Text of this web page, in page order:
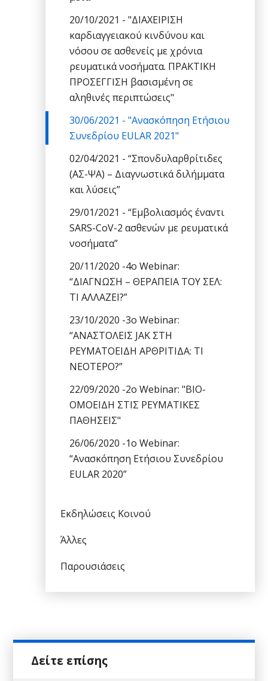
20/10/2021 - "ΔΙΑΧΕΙΡΙΣΗ
καρδιαγγειακού κινδύνου και
νόσου σε ασθενείς με χρόνια
ρευματικά νοσήματα. ΠΡΑΚΤΙΚΗ
ΠΡΟΣΕΓΓΙΣΗ βασισμένη σε
αληθινές περιπτώσεις"
30/06/2021 - "Ανασκόπηση Ετήσιου
Συνεδρίου EULAR 2021"
02/04/2021 - “Σπονδυλαρθρίτιδες
(ΑΣ-ΨΑ) – Διαγνωστικά διλήμματα
και λύσεις”
29/01/2021 - “Εμβολιασμός έναντι
SARS-CoV-2 ασθενών με ρευματικά
νοσήματα”
20/11/2020 -4ο Webinar:
“ΔΙΑΓΝΩΣΗ – ΘΕΡΑΠΕΙΑ ΤΟΥ ΣΕΛ:
ΤΙ ΑΛΛΑΖΕΙ?”
23/10/2020 -3o Webinar:
“ΑΝΑΣΤΟΛΕΙΣ JAK ΣΤΗ
ΡΕΥΜΑΤΟΕΙΔΗ ΑΡΘΡΙΤΙΔΑ: ΤΙ
ΝΕΟΤΕΡΟ?”
22/09/2020 -2o Webinar: "ΒΙΟ-
ΟΜΟΕΙΔΗ ΣΤΙΣ ΡΕΥΜΑΤΙΚΕΣ
ΠΑΘΗΣΕΙΣ"
26/06/2020 -1o Webinar:
“Ανασκόπηση Ετήσιου Συνεδρίου
EULAR 2020”
Εκδηλώσεις Κοινού
Άλλες
Παρουσιάσεις